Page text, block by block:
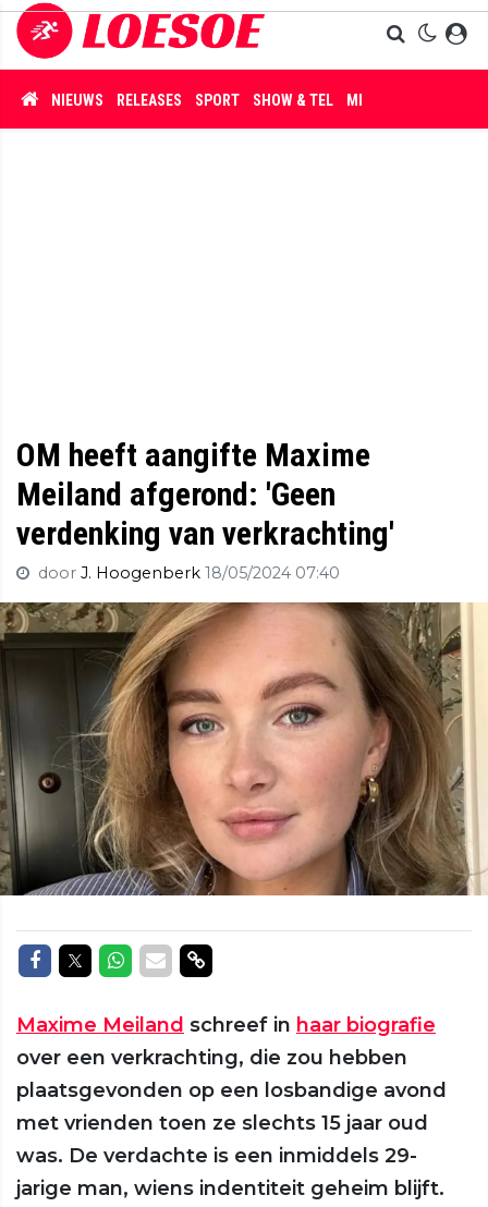
NIEUWS RELEASES SPORT SHOW & TEL MISDAAD
OM heeft aangifte Maxime
Meiland afgerond: 'Geen
verdenking van verkrachting'
door J. Hoogenberk 18/05/2024 07:40
Delen op Facebook
Delen op Twitter
Delen op Whatsapp
Delen via Mail
Delen via link
Maxime Meiland schreef in haar biografie
over een verkrachting, die zou hebben
plaatsgevonden op een losbandige avond
met vrienden toen ze slechts 15 jaar oud
was. De verdachte is een inmiddels 29-
jarige man, wiens indentiteit geheim blijft.